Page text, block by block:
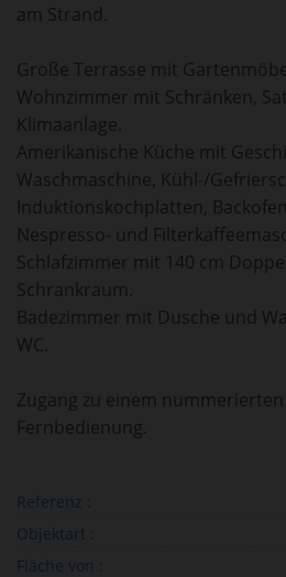
am Strand.
Große Terrasse mit
Wohnzimmer mit Schränken,
Klimaanlage.
Amerikanische Küche mit
Waschmaschine, Kühl-/
Induktionskochplatten,
Nespresso- und
Schlafzimmer mit 140 cm
Schrankraum.
Badezimmer mit Dusche und
WC.
Zugang zu einem
Fernbedienung.
Referenz :
Objektart :
Fläche von :